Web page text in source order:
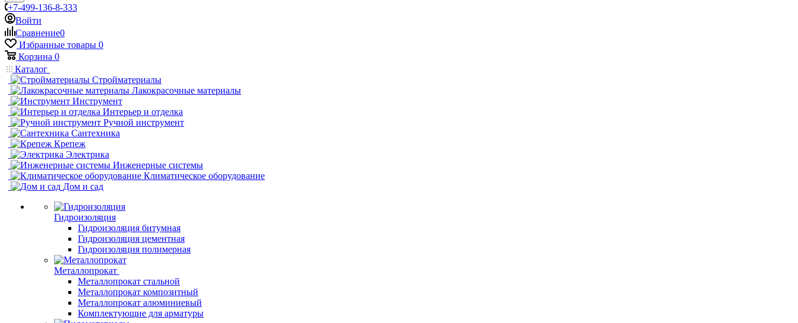
+7-499-136-8-333
Войти
Сравнение0
Избранные товары 0
Корзина 0
Каталог
Стройматериалы
Лакокрасочные материалы
Инструмент
Интерьер и отделка
Ручной инструмент
Сантехника
Крепеж
Электрика
Инженерные системы
Климатическое оборудование
Дом и сад
Гидроизоляция
Гидроизоляция битумная
Гидроизоляция цементная
Гидроизоляция полимерная
Металлопрокат
Металлопрокат стальной
Металлопрокат композитный
Металлопрокат алюминиевый
Комплектующие для арматуры